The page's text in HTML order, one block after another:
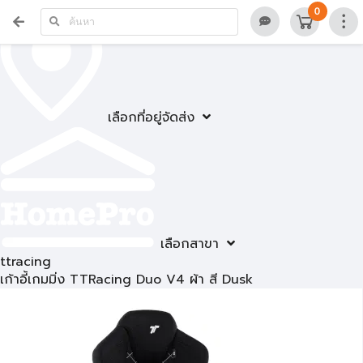
เลือกที่อยู่จัดส่ง
เลือกสาขา
0
ttracing
เก้าอี้เกมมิ่ง TTRacing Duo V4 ผ้า สี Dusk